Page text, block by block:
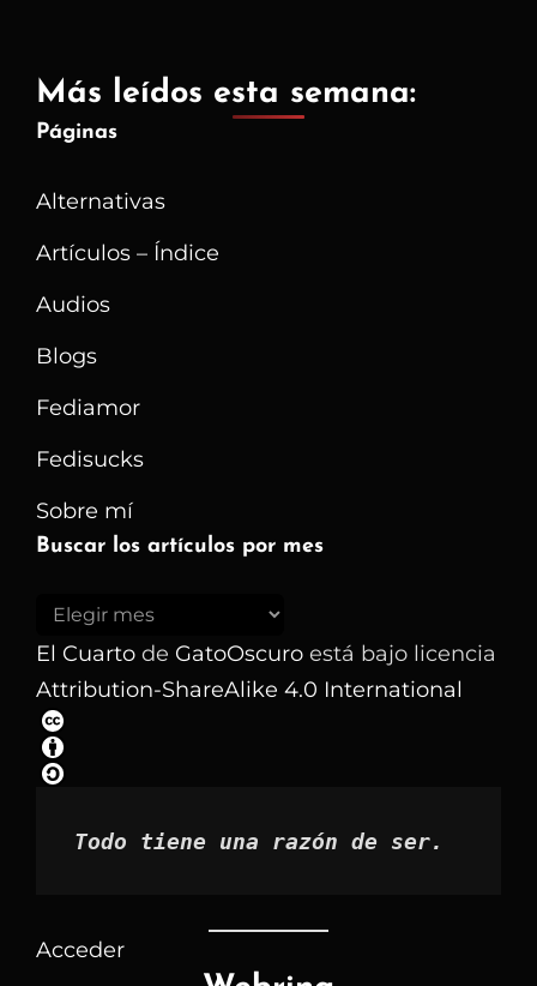
El
Más leídos esta semana:
Páginas
Alternativas
Artículos – Índice
Audios
Blogs
Fediamor
Fedisucks
Sobre mí
Buscar los artículos por mes
Buscar
los
artículos
por
mes
El Cuarto de GatoOscuro está bajo licencia
Attribution-ShareAlike 4.0 International
Todo tiene una razón de ser.
Acceder